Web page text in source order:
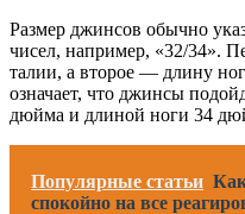
Размер джинсов обычно
чисел, например, «32/34».
талии, а второе — длину
означает, что джинсы
дюйма и длиной ноги 34
Популярные статьи
спокойно на все